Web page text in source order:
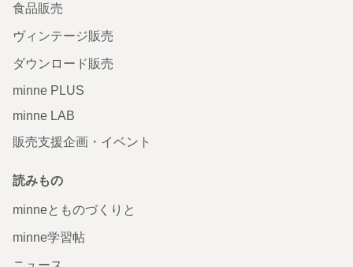
食品販売
ヴィンテージ販売
ダウンロード販売
minne PLUS
minne LAB
販売支援企画・イベント
読みもの
minneとものづくりと
minne学習帖